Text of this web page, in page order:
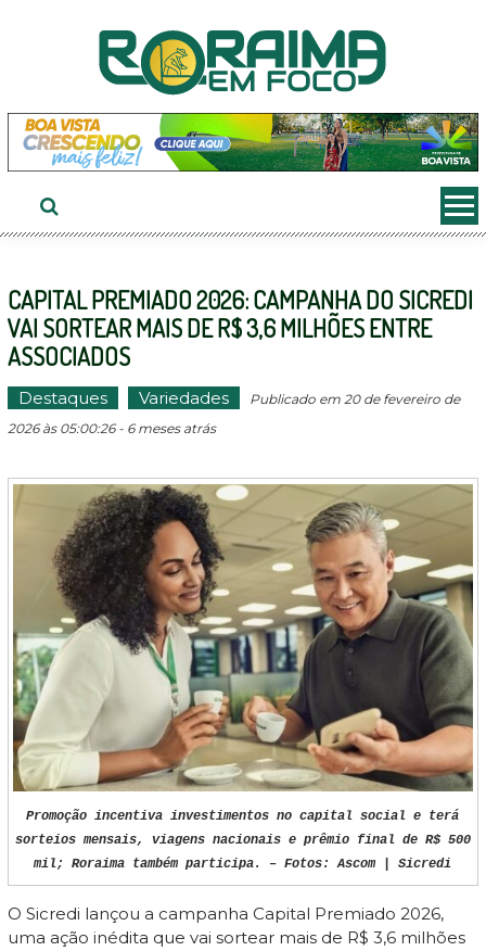
CAPITAL PREMIADO 2026: CAMPANHA DO SICREDI
VAI SORTEAR MAIS DE R$ 3,6 MILHÕES ENTRE
ASSOCIADOS
Destaques Variedades
Publicado em 20 de fevereiro de
2026 às 05:00:26 - 6 meses atrás
Promoção incentiva investimentos no capital social e terá
sorteios mensais, viagens nacionais e prêmio final de R$ 500
mil; Roraima também participa. – Fotos: Ascom | Sicredi
O Sicredi lançou a campanha Capital Premiado 2026,
uma ação inédita que vai sortear mais de R$ 3,6 milhões